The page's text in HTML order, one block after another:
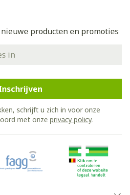
producten en promoties
schrijft u zich in voor onze
met onze privacy policy.